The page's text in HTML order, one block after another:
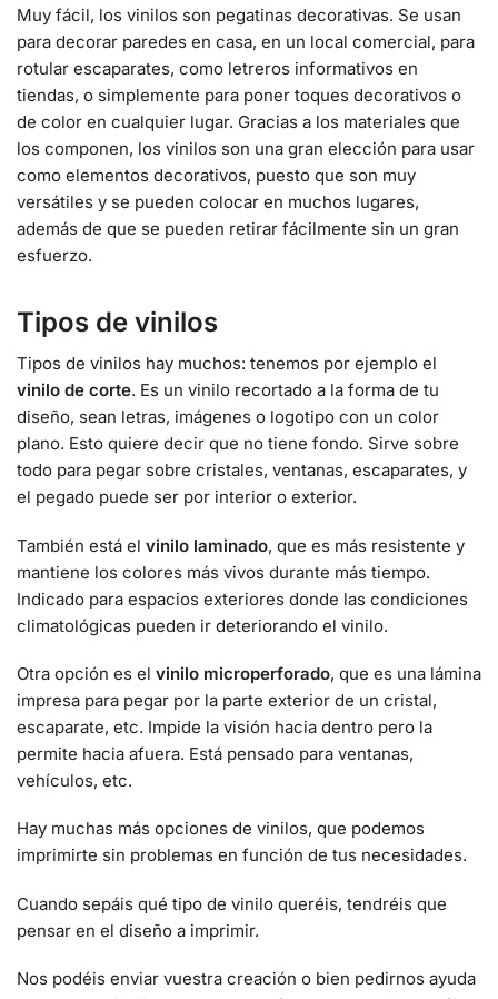
Muy fácil, los vinilos son pegatinas decorativas. Se usan
para decorar paredes en casa, en un local comercial, para
rotular escaparates, como letreros informativos en
tiendas, o simplemente para poner toques decorativos o
de color en cualquier lugar. Gracias a los materiales que
los componen, los vinilos son una gran elección para usar
como elementos decorativos, puesto que son muy
versátiles y se pueden colocar en muchos lugares,
además de que se pueden retirar fácilmente sin un gran
esfuerzo.
Tipos de vinilos
Tipos de vinilos hay muchos: tenemos por ejemplo el
vinilo de corte. Es un vinilo recortado a la forma de tu
diseño, sean letras, imágenes o logotipo con un color
plano. Esto quiere decir que no tiene fondo. Sirve sobre
todo para pegar sobre cristales, ventanas, escaparates, y
el pegado puede ser por interior o exterior.
También está el vinilo laminado, que es más resistente y
mantiene los colores más vivos durante más tiempo.
Indicado para espacios exteriores donde las condiciones
climatológicas pueden ir deteriorando el vinilo.
Otra opción es el vinilo microperforado, que es una lámina
impresa para pegar por la parte exterior de un cristal,
escaparate, etc. Impide la visión hacia dentro pero la
permite hacia afuera. Está pensado para ventanas,
vehículos, etc.
Hay muchas más opciones de vinilos, que podemos
imprimirte sin problemas en función de tus necesidades.
Cuando sepáis qué tipo de vinilo queréis, tendréis que
pensar en el diseño a imprimir.
Nos podéis enviar vuestra creación o bien pedirnos ayuda